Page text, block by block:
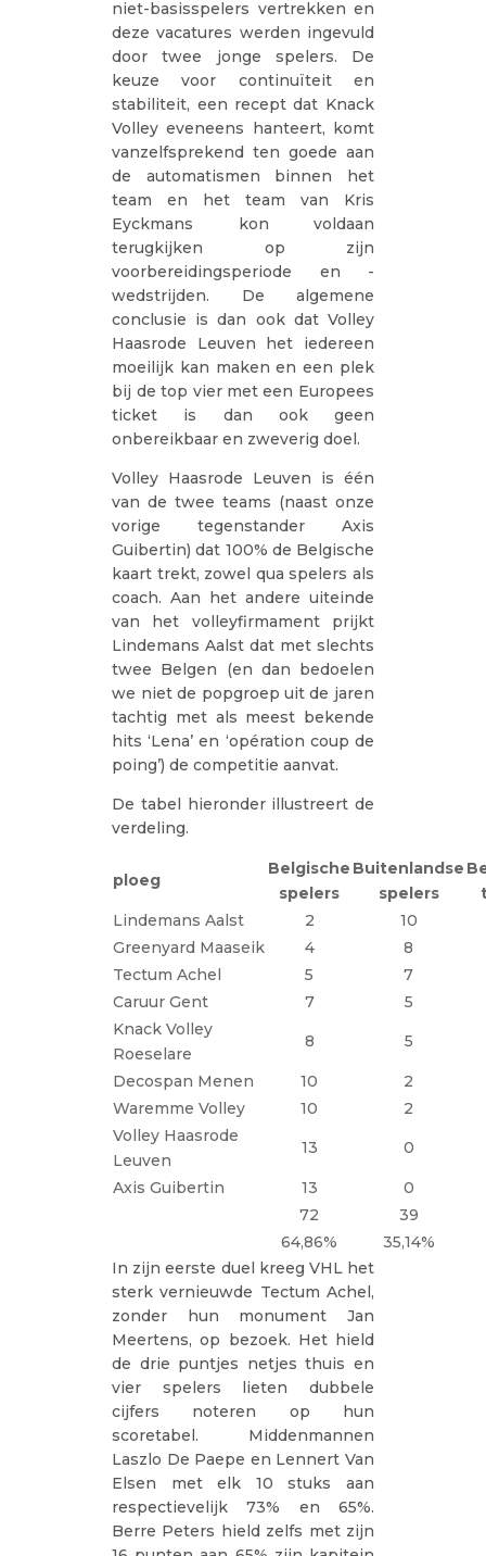
niet-basisspelers vertrekken en
deze vacatures werden ingevuld
door twee jonge spelers. De
keuze voor continuïteit en
stabiliteit, een recept dat Knack
Volley eveneens hanteert, komt
vanzelfsprekend ten goede aan
de automatismen binnen het
team en het team van Kris
Eyckmans kon voldaan
terugkijken op zijn
voorbereidingsperiode en -
wedstrijden. De algemene
conclusie is dan ook dat Volley
Haasrode Leuven het iedereen
moeilijk kan maken en een plek
bij de top vier met een Europees
ticket is dan ook geen
onbereikbaar en zweverig doel.
Volley Haasrode Leuven is één
van de twee teams (naast onze
vorige tegenstander Axis
Guibertin) dat 100% de Belgische
kaart trekt, zowel qua spelers als
coach. Aan het andere uiteinde
van het volleyfirmament prijkt
Lindemans Aalst dat met slechts
twee Belgen (en dan bedoelen
we niet de popgroep uit de jaren
tachtig met als meest bekende
hits ‘Lena’ en ‘opération coup de
poing’) de competitie aanvat.
De tabel hieronder illustreert de
verdeling.
ploeg
Belgische
spelers
Buitenlandse
spelers
Lindemans Aalst
2
10
Greenyard Maaseik
4
8
Tectum Achel
5
7
Caruur Gent
7
5
Knack Volley
Roeselare
8 5
Decospan Menen 10
2
Waremme Volley
10
2
Volley Haasrode
Leuven
13 0
Axis Guibertin 13
0
72
39
64,86%
35,14%
In zijn eerste duel kreeg VHL het
sterk vernieuwde Tectum Achel,
zonder hun monument Jan
Meertens, op bezoek. Het hield
de drie puntjes netjes thuis en
vier spelers lieten dubbele
cijfers noteren op hun
scoretabel. Middenmannen
Laszlo De Paepe en Lennert Van
Elsen met elk 10 stuks aan
respectievelijk 73% en 65%.
Berre Peters hield zelfs met zijn